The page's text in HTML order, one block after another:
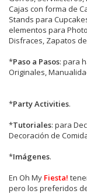
Cajas con forma de
Stands para
elementos para
Disfraces, Zapatos
*Paso a Pasos: para
Originales,
*Party Activities.
*Tutoriales: para
Decoración de
*Imágenes.
En Oh My Fiesta!
pero los preferidos